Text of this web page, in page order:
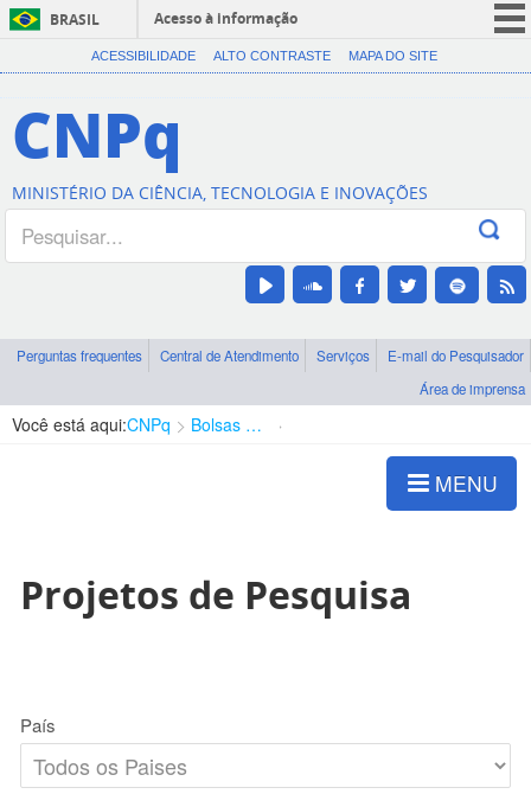
BRASIL
Acesso à informação
CORONAVÍRUS (COVID-19)
Canais
ACESSIBILIDADE ALTO CONTRASTE MAPA DO SITE
CNPq
MINISTÉRIO DA CIÊNCIA, TECNOLOGIA E INOVAÇÕES
Perguntas frequentes Central de Atendimento Serviços
E-mail do Pesquisador
Área de imprensa
Você está aqui:CNPq Bolsas e Auxílios Vigentes
MENU
Projetos de Pesquisa
País